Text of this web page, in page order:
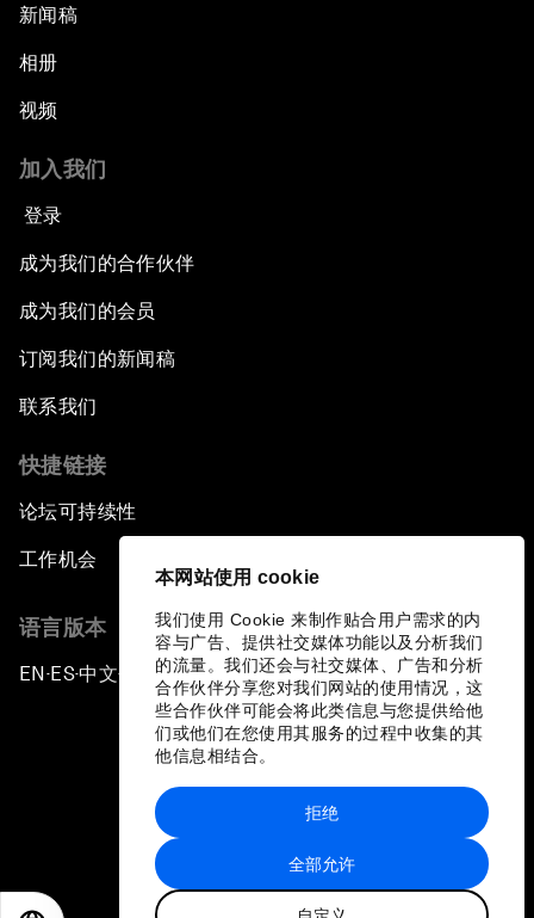
本网站使用 cookie
我们使用 Cookie 来制作贴合用户需求的内
容与广告、提供社交媒体功能以及分析我们
的流量。我们还会与社交媒体、广告和分析
合作伙伴分享您对我们网站的使用情况，这
些合作伙伴可能会将此类信息与您提供给他
们或他们在您使用其服务的过程中收集的其
他信息相结合。
全部允许
拒绝
新闻稿
相册
视频
加入我们
登录
成为我们的合作伙伴
成为我们的会员
订阅我们的新闻稿
联系我们
快捷链接
论坛可持续性
工作机会
语言版本
EN ▪ES▪中文▪ 日本語
站点地图